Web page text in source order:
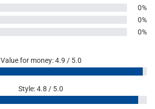
0%
0%
0%
Value for money: 4.9 / 5.0
Style: 4.8 / 5.0